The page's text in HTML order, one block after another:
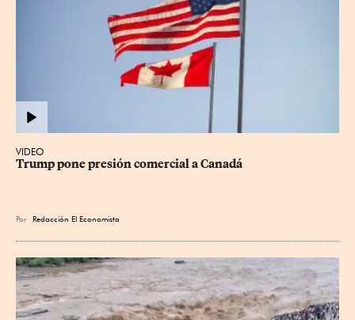
VIDEO
Trump pone presión comercial a Canadá
Por Redacción El Economista